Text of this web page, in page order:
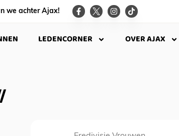
we achter Ajax!
LEDENCORNER OVER AJAX